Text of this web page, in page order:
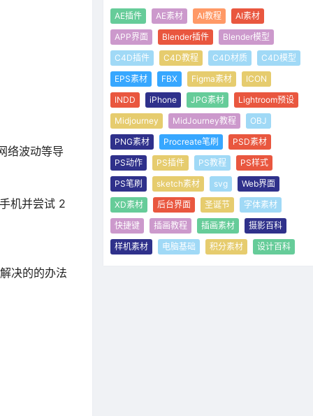
络波动等导
机并尝试 2
决的的办法
AE插件 AE素材 AI教程
AI素材
APP界面
Blender插件
Blender模型
C4D插件
C4D教程 C4D材质
C4D模型
EPS素材
FBX Figma素材
ICON
INDD
iPhone JPG素材
Lightroom预设
Midjourney
MidJourney教程
OBJ
PNG素材
Procreate笔刷
PSD素材
PS动作
PS插件 PS教程
PS样式
PS笔刷
sketch素材 svg
Web界面
XD素材
后台界面 圣诞节
字体素材
快捷键
插画教程 插画素材
摄影百科
样机素材
电脑基础 积分素材 设计百科